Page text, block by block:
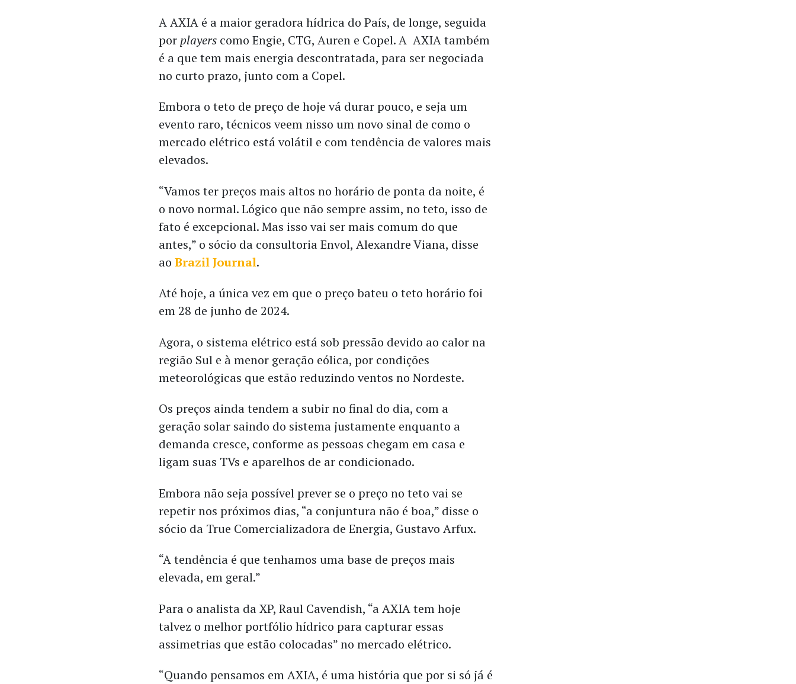
A AXIA é a maior geradora hídrica do País, de longe, seguida
por players como Engie, CTG, Auren e Copel. A AXIA também
é a que tem mais energia descontratada, para ser negociada
no curto prazo, junto com a Copel.
Embora o teto de preço de hoje vá durar pouco, e seja um
evento raro, técnicos veem nisso um novo sinal de como o
mercado elétrico está volátil e com tendência de valores mais
elevados.
“Vamos ter preços mais altos no horário de ponta da noite, é
o novo normal. Lógico que não sempre assim, no teto, isso de
fato é excepcional. Mas isso vai ser mais comum do que
antes,” o sócio da consultoria Envol, Alexandre Viana, disse
aoBrazil Journal.
Até hoje, a única vez em que o preço bateu o teto horário foi
em 28 de junho de 2024.
Agora, o sistema elétrico está sob pressão devido ao calor na
região Sul e à menor geração eólica, por condições
meteorológicas que estão reduzindo ventos no Nordeste.
Os preços ainda tendem a subir no final do dia, com a
geração solar saindo do sistema justamente enquanto a
demanda cresce, conforme as pessoas chegam em casa e
ligam suas TVs e aparelhos de ar condicionado.
Embora não seja possível prever se o preço no teto vai se
repetir nos próximos dias, “a conjuntura não é boa,” disse o
sócio da True Comercializadora de Energia, Gustavo Arfux.
“A tendência é que tenhamos uma base de preços mais
elevada, em geral.”
Para o analista da XP, Raul Cavendish, “a AXIA tem hoje
talvez o melhor portfólio hídrico para capturar essas
assimetrias que estão colocadas” no mercado elétrico.
“Quando pensamos em AXIA, é uma história que por si só já é